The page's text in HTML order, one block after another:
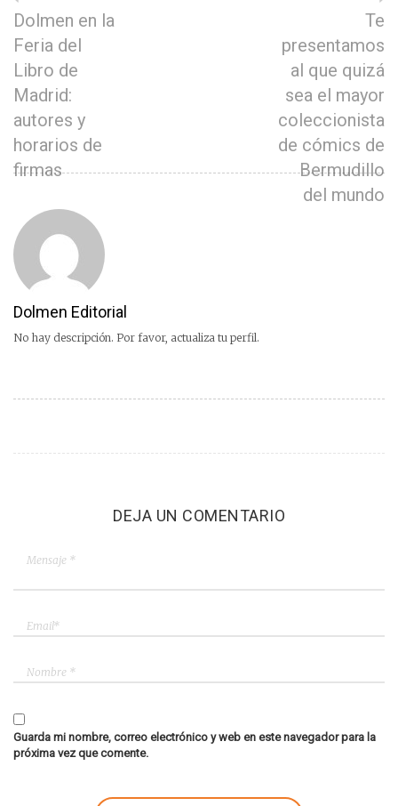
Dolmen en la
Feria del
Libro de
Madrid:
autores y
horarios de
firmas
Te
presentamos
al que quizá
sea el mayor
coleccionista
de cómics de
Bermudillo
del mundo
Dolmen Editorial
No hay descripción. Por favor, actualiza tu perfil.
DEJA UN COMENTARIO
Guarda mi nombre, correo electrónico y web en este navegador para la
próxima vez que comente.